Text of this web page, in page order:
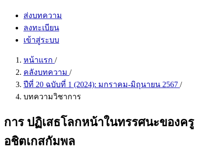
ส่งบทความ
ลงทะเบียน
เข้าสู่ระบบ
หน้าแรก /
คลังบทความ /
ปีที่ 20 ฉบับที่ 1 (2024): มกราคม-มิถุนายน 2567 /
บทความวิชาการ
การ ปฏิเสธโลกหน้าในทรรศนะของครู
อชิตเกสกัมพล